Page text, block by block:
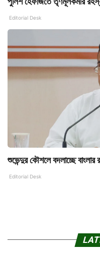
Editorial Desk
শুভেন্দুর কৌশলে বদলাচ্ছে বাংলার
Editorial Desk